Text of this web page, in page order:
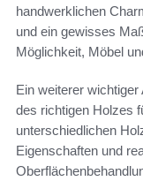
handwerklichen
und ein gewisses
Möglichkeit, Möbel
Ein weiterer wichtiger
des richtigen Holzes
unterschiedlichen
Eigenschaften und